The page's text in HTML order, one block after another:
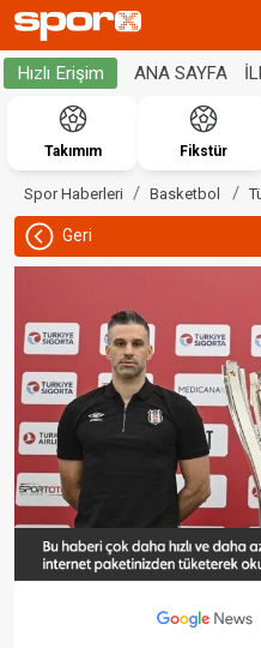
Hızlı Erişim ANA SAYFA
Takımım Fikstür
Spor Haberleri Basketbol
Geri